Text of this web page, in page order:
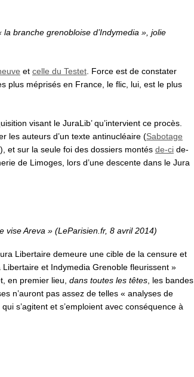
branche grenobloise d’Indymedia », jolie
et celle du Testet . Force est de constater
plus méprisés en France, le flic, lui, est le plus
visant le JuraLib’ qu’intervient ce procès.
les auteurs d’un texte antinucléaire (Sabotage
et sur la seule foi des dossiers montés de-ci de-
de Limoges, lors d’une descente dans le Jura
vise Areva » (LeParisien.fr, 8 avril 2014)
Libertaire demeure une cible de la censure et
et Indymedia Grenoble fleurissent »
en premier lieu, dans toutes les têtes, les bandes
n’auront pas assez de telles « analyses de
s’agitent et s’emploient avec conséquence à